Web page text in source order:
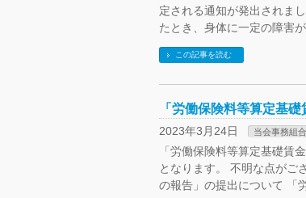
定される通知が発出されま
たとき、身体に一定の障害が
この記事を読む
「労働保険料等算定基
2023年3月24日 当会事務組
「労働保険料等算定基礎賃
となります。 不明な点が
の報告」の提出について 「